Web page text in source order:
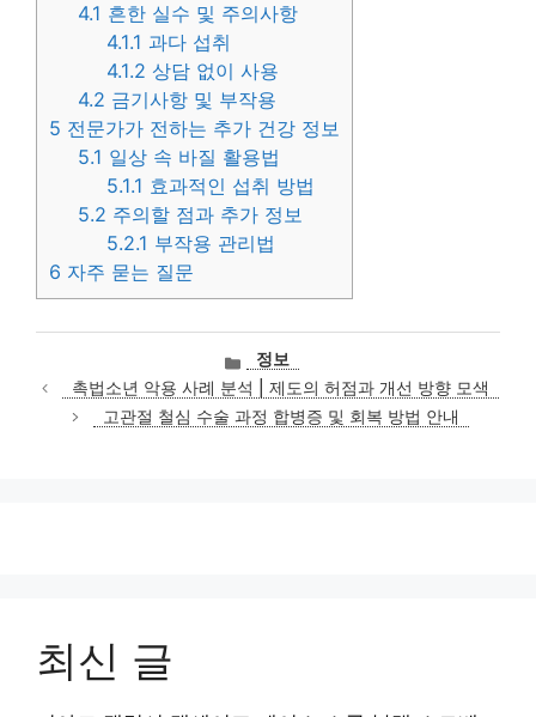
4.1 흔한 실수 및 주의사항
4.1.1 과다 섭취
4.1.2 상담 없이 사용
4.2 금기사항 및 부작용
5 전문가가 전하는 추가 건강 정보
5.1 일상 속 바질 활용법
5.1.1 효과적인 섭취 방법
5.2 주의할 점과 추가 정보
5.2.1 부작용 관리법
6 자주 묻는 질문
카
테
고
리
정보
촉법소년 악용 사례 분석 | 제도의 허점과 개선 방향 모색
고관절 철심 수술 과정 합병증 및 회복 방법 안내
최신 글